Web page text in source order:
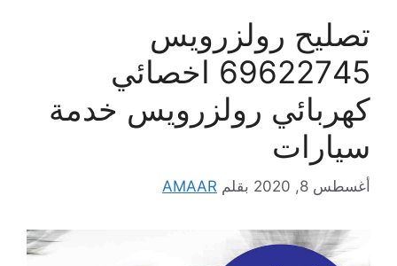
تصليح رولزرويس
69622745 اخصائي
كهربائي رولزرويس خدمة
سيارات
أغسطس 8, 2020 بقلم AMAAR